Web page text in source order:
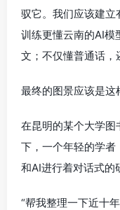
驭它。我们应该建立
训练更懂云南的AI模
文；不仅懂普通话，
最终的图景应该是这
在昆明的某个大学图
下，一个年轻的学者
和AI进行着对话式的
“帮我整理一下近十